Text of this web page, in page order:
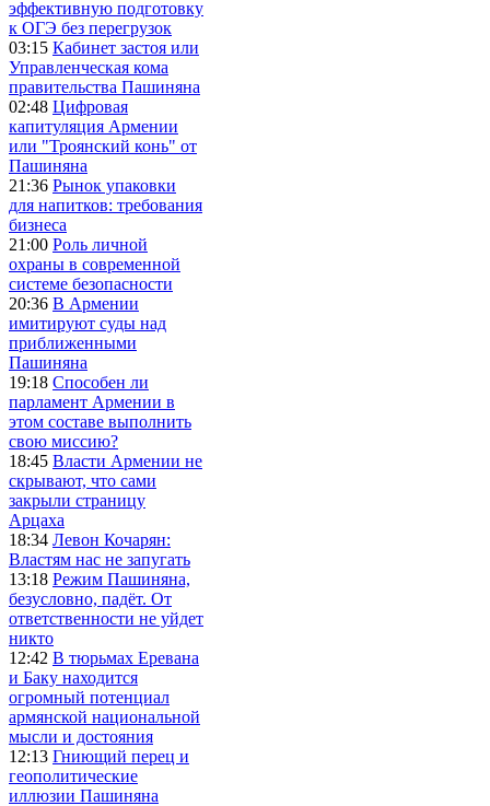
эффективную подготовку
к ОГЭ без перегрузок
03:15 Кабинет застоя или
Управленческая кома
правительства Пашиняна
02:48 Цифровая
капитуляция Армении
или "Троянский конь" от
Пашиняна
21:36 Рынок упаковки
для напитков: требования
бизнеса
21:00 Роль личной
охраны в современной
системе безопасности
20:36 В Армении
имитируют суды над
приближенными
Пашиняна
19:18 Способен ли
парламент Армении в
этом составе выполнить
свою миссию?
18:45 Власти Армении не
скрывают, что сами
закрыли страницу
Арцаха
18:34 Левон Кочарян:
Властям нас не запугать
13:18 Режим Пашиняна,
безусловно, падёт. От
ответственности не уйдет
никто
12:42 В тюрьмах Еревана
и Баку находится
огромный потенциал
армянской национальной
мысли и достояния
12:13 Гниющий перец и
геополитические
иллюзии Пашиняна